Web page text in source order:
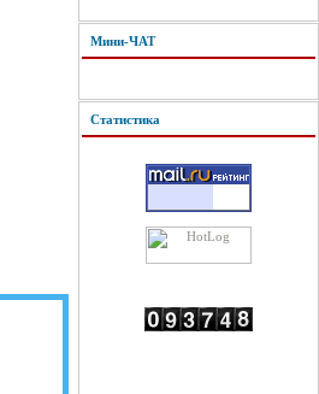
Мини-ЧАТ
Статистика